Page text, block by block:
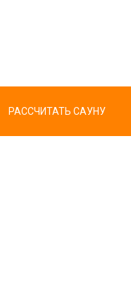
РАССЧИТАТЬ САУНУ